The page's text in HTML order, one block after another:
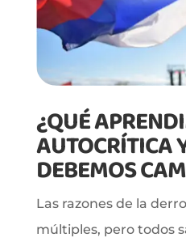
¿QUÉ
AUTOCRÍTICA
DEBEMOS
Las razones de la
múltiples, pero todos